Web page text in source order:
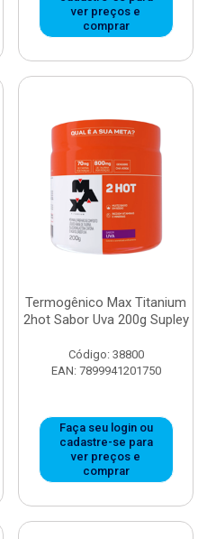
ver preços e
comprar
Termogênico Max Titanium
2hot Sabor Uva 200g Supley
Código: 38800
EAN: 7899941201750
Faça seu login ou
cadastre-se para
ver preços e
comprar